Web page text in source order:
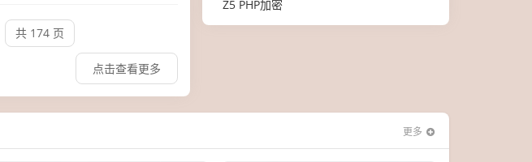
共 174 页
点击查看更多
Z5 PHP加密
更多